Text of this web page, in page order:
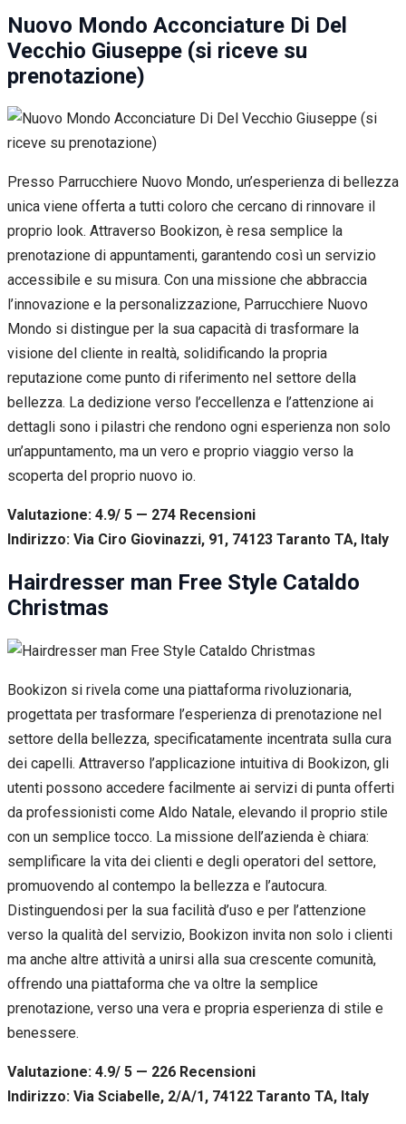
Nuovo Mondo Acconciature Di Del
Vecchio Giuseppe (si riceve su
prenotazione)
Presso Parrucchiere Nuovo Mondo, un’esperienza di bellezza
unica viene offerta a tutti coloro che cercano di rinnovare il
proprio look. Attraverso Bookizon, è resa semplice la
prenotazione di appuntamenti, garantendo così un servizio
accessibile e su misura. Con una missione che abbraccia
l’innovazione e la personalizzazione, Parrucchiere Nuovo
Mondo si distingue per la sua capacità di trasformare la
visione del cliente in realtà, solidificando la propria
reputazione come punto di riferimento nel settore della
bellezza. La dedizione verso l’eccellenza e l’attenzione ai
dettagli sono i pilastri che rendono ogni esperienza non solo
un’appuntamento, ma un vero e proprio viaggio verso la
scoperta del proprio nuovo io.
Valutazione: 4.9/ 5 — 274 Recensioni
Indirizzo: Via Ciro Giovinazzi, 91, 74123 Taranto TA, Italy
Hairdresser man Free Style Cataldo
Christmas
Bookizon si rivela come una piattaforma rivoluzionaria,
progettata per trasformare l’esperienza di prenotazione nel
settore della bellezza, specificatamente incentrata sulla cura
dei capelli. Attraverso l’applicazione intuitiva di Bookizon, gli
utenti possono accedere facilmente ai servizi di punta offerti
da professionisti come Aldo Natale, elevando il proprio stile
con un semplice tocco. La missione dell’azienda è chiara:
semplificare la vita dei clienti e degli operatori del settore,
promuovendo al contempo la bellezza e l’autocura.
Distinguendosi per la sua facilità d’uso e per l’attenzione
verso la qualità del servizio, Bookizon invita non solo i clienti
ma anche altre attività a unirsi alla sua crescente comunità,
offrendo una piattaforma che va oltre la semplice
prenotazione, verso una vera e propria esperienza di stile e
benessere.
Valutazione: 4.9/ 5 — 226 Recensioni
Indirizzo: Via Sciabelle, 2/A/1, 74122 Taranto TA, Italy